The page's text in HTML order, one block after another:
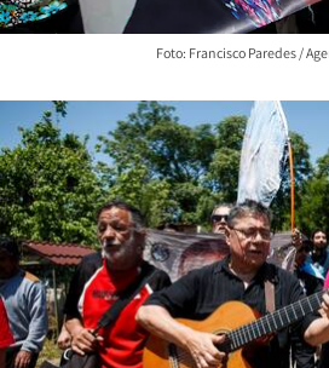
Foto: Francisco Paredes /